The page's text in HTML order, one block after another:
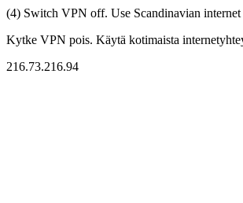
(4) Switch VPN off. Use Scandinavian
Kytke VPN pois. Käytä kotimaista
216.73.216.94